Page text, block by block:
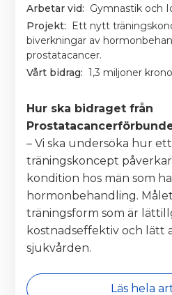
Arbetar vid: Gymnastik och
Projekt:
Ett nytt
biverkningar av
prostatacancer.
Vårt bidrag: 1,3 miljoner
Hur ska bidraget från
– Vi ska undersöka hur
träningskoncept
kondition hos män som
hormonbehandling.
träningsform som är
kostnadseffektiv och lätt
sjukvården.
Läs hela